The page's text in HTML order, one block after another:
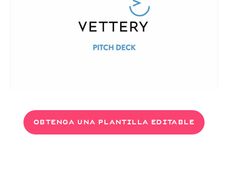
OBTENGA UNA PLANTILLA EDITABLE